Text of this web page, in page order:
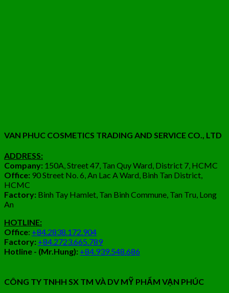
VAN PHUC COSMETICS TRADING AND SERVICE CO., LTD
ADDRESS:
Company: 150A, Street 47, Tan Quy Ward, District 7, HCMC
Office: 90 Street No. 6, An Lac A Ward, Binh Tan District,
HCMC
Factory: Binh Tay Hamlet, Tan Binh Commune, Tan Tru, Long
An
HOTLINE:
Office: +84.2838.172.904
Factory: +84.2723.665.789
Hotline - (Mr.Hung): +84.939.548.686
CÔNG TY TNHH SX TM VÀ DV MỸ PHẨM VẠN PHÚC